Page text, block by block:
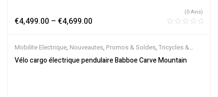
€4,499.00 – €4,699.00
(0 Avis)
Mobilite Electrique, Nouveautes, Promos & Soldes, Tricycles &
Cargos,Vélo électrique ville,Velos Electriques
Vélo cargo électrique pendulaire Babboe Carve Mountain